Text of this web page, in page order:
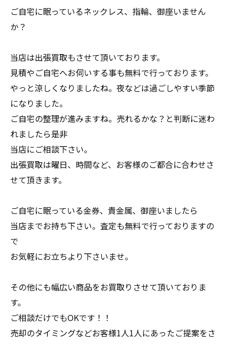
ご自宅に眠っているネックレス、指輪、御座いません
か？
当店は出張買取もさせて頂いております。
見積やご自宅へお伺いする事も無料で行っております。
やっと涼しくなりましたね。夜などは過ごしやすい季節
になりました。
ご自宅の整理が進みますね。売れるかな？と判断に迷わ
れましたら是非
当店にご相談下さい。
出張買取は曜日、時間など、お客様のご都合に合わせさ
せて頂きます。
ご自宅に眠っている金券、貴金属、御座いましたら
当店までお持ち下さい。査定も無料で行っておりますの
で
お気軽にお立ちより下さいませ。
その他にも幅広い商品をお買取りさせて頂いておりま
す。
ご相談だけでもOKです！！
売却のタイミングなどお客様1人1人にあったご提案をさ